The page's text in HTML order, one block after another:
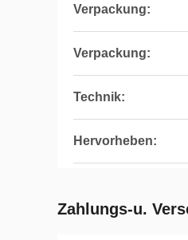
Verpackung:
Verpackung:
Technik:
Hervorheben:
Zahlungs-u.